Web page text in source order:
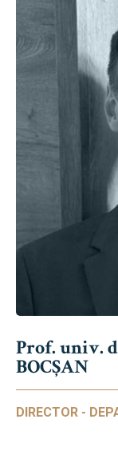
Prof. univ.
BOCȘAN
DIRECTOR -